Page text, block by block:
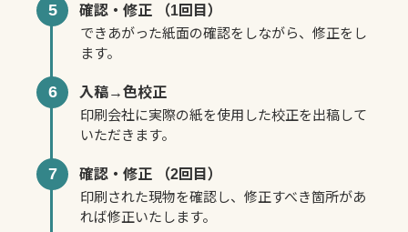
5
確認・修正 （1回目）
できあがった紙面の確認をしながら、修正をし
ます。
6
入稿→色校正
印刷会社に実際の紙を使用した校正を出稿して
いただきます。
7
確認・修正 （2回目）
印刷された現物を確認し、修正すべき箇所があ
れば修正いたします。